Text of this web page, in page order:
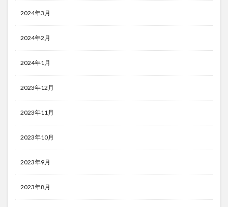
2024年3月
2024年2月
2024年1月
2023年12月
2023年11月
2023年10月
2023年9月
2023年8月